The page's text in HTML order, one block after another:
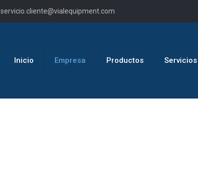
servicio.cliente@vialequipment.com
Inicio Empresa Productos Servicios